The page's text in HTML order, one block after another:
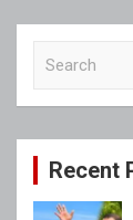
c
Recent